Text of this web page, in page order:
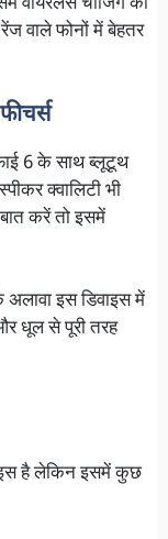
वाले फोनों में बेहतर
6 के साथ ब्लूटूथ
क्वालिटी भी
करें तो इसमें
इस डिवाइस में
धूल से पूरी तरह
है लेकिन इसमें कुछ